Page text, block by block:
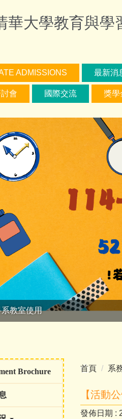
華大學教育與學
ADMISSIONS 最新消
會 國際交流 獎學
教室使用
Brochure 首頁 系
【活動
發佈日期 :